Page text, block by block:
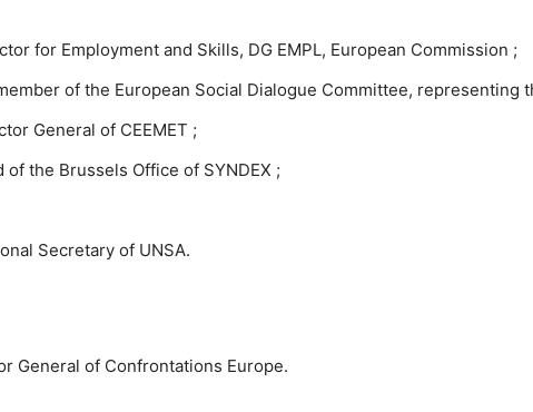
for Employment and Skills, DG EMPL, European Commission ;
of the European Social Dialogue Committee, representing
General of CEEMET ;
of the Brussels Office of SYNDEX ;
Secretary of UNSA.
General of Confrontations Europe.